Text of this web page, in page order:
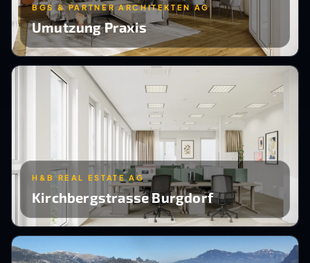
BGS & PARTNER ARCHITEKTEN AG
Umutzung Praxis
H&B REAL ESTATE AG
Kirchbergstrasse Burgdorf